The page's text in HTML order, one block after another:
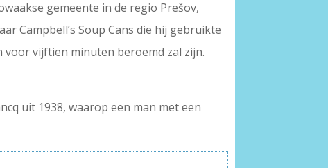
gemeente in de regio Prešov,
Campbell’s Soup Cans die hij gebruikte
voor vijftien minuten beroemd zal zijn.
uit 1938, waarop een man met een